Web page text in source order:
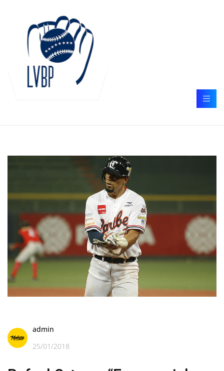
admin
25/01/2018